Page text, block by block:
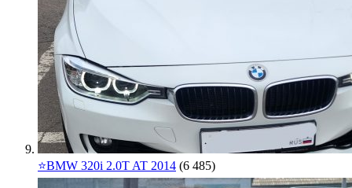
⭐️BMW 320i 2.0T AT 2014 (6 485)